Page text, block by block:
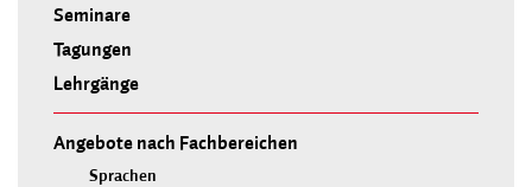
Seminare
Tagungen
Lehrgänge
Angebote nach Fachbereichen
Sprachen